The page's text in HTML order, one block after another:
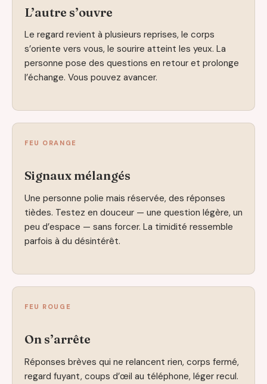
L’autre s’ouvre
Le regard revient à plusieurs reprises, le corps
s’oriente vers vous, le sourire atteint les yeux. La
personne pose des questions en retour et prolonge
l’échange. Vous pouvez avancer.
FEU ORANGE
Signaux mélangés
Une personne polie mais réservée, des réponses
tièdes. Testez en douceur — une question légère, un
peu d’espace — sans forcer. La timidité ressemble
parfois à du désintérêt.
FEU ROUGE
On s’arrête
Réponses brèves qui ne relancent rien, corps fermé,
regard fuyant, coups d’œil au téléphone, léger recul.